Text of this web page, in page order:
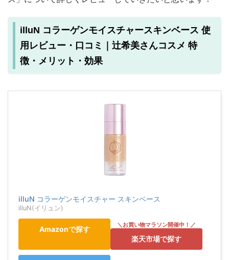
illuN コラーゲンモイスチャースキンベース 使
用レビュー・口コミ｜辻希美さんコスメ 特
徴・メリット・効果
illuN コラーゲンモイスチャー スキンベース
illuN(イリュン)
Amazonで探す
楽天市場で探す